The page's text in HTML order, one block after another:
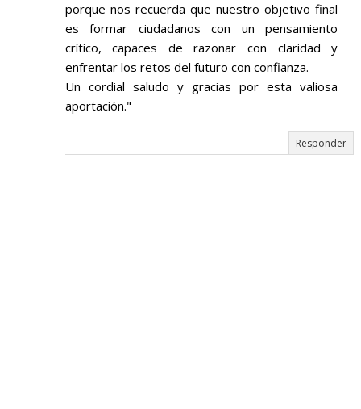
porque nos recuerda que nuestro objetivo final
es formar ciudadanos con un pensamiento
crítico, capaces de razonar con claridad y
enfrentar los retos del futuro con confianza.
Un cordial saludo y gracias por esta valiosa
aportación."
Responder